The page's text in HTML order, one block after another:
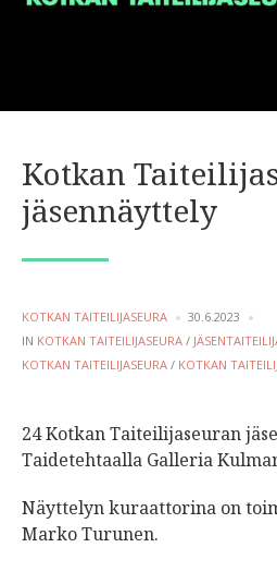
Kotkan
jäsennäyttely
POSTED
BY
KOTKAN TAITEILIJASEURA
30.6.2023
IN POSTED
IN
KOTKAN TAITEILIJASEURA /
KOTKAN TAITEILIJASEURA / KOTKAN
24 Kotkan Taiteilijaseuran
Taidetehtaalla Galleria
Näyttelyn kuraattorina on
Marko Turunen.